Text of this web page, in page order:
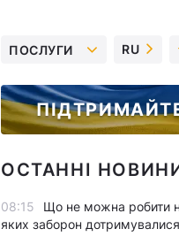
ПОСЛУГИ RU
ОСТАННІ
08:15
Що не можна робити
яких заборон